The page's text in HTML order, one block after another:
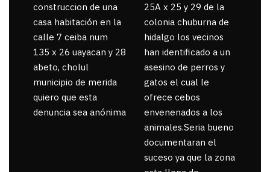
construccion de una
casa habitación en la
calle 7 ceiba num
135 x 26 uayacan y 28
abeto, cholul
municipio de merida
quiero que esta
denuncia sea anónima
25A x 25 y 29 de la
colonia chuburna de
hidalgo los vecinos
han identificado a un
asesino de perros y
gatos el cual le
ofrece cebos
envenenados a los
animales.Seria bueno
documentaran el
suceso ya que la zona